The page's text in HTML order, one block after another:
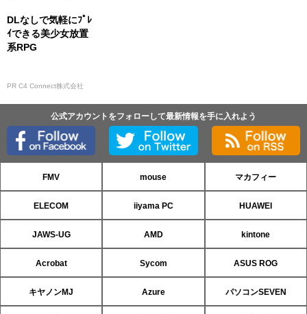
DLなしで気軽にﾌﾟﾚ
ｲできる美少女放置
系RPG
PR C4 Connect株式会社
公式アカウントをフォローして最新情報を手に入れよう
FMV mouse マカフィー
ELECOM iiyama PC HUAWEI
JAWS-UG AMD kintone
Acrobat Sycom ASUS ROG
キヤノンMJ Azure パソコンSEVEN